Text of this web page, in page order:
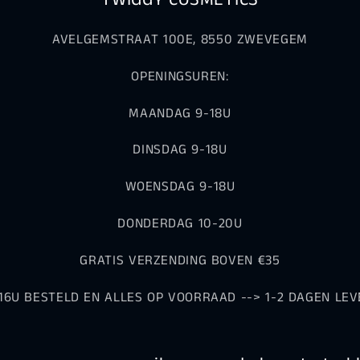
AVELGEMSTRAAT 100E, 8550 ZWEVEGEM
OPENINGSUREN:
MAANDAG 9-18U
DINSDAG 9-18U
WOENSDAG 9-18U
DONDERDAG 10-20U
GRATIS VERZENDING BOVEN €35
BESTELD EN ALLES OP VOORRAAD --> 1-2 DAGEN